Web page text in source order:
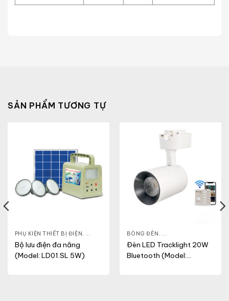
SẢN PHẨM TƯƠNG TỰ
PHỤ KIỆN THIẾT BỊ ĐIỆN, THIẾT BỊ ĐIỆN ,THIẾT BỊ ĐIỆN KHÁC
Bộ lưu điện đa năng
(Model: LD01.SL 5W)
BÓNG ĐÈN , ĐÈN LED CHIẾU ĐIỂM
Đèn LED Tracklight 20W
Bluetooth (Model: